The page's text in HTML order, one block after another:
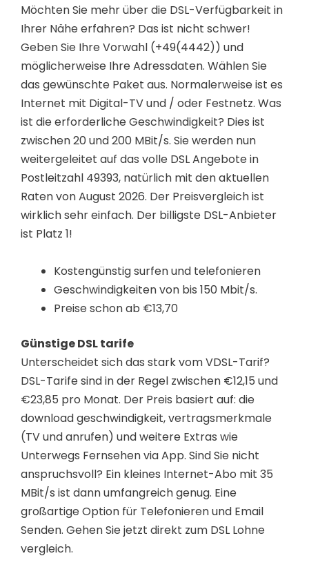
Möchten Sie mehr über die DSL-Verfügbarkeit in
Ihrer Nähe erfahren? Das ist nicht schwer!
Geben Sie Ihre Vorwahl (+49(4442)) und
möglicherweise Ihre Adressdaten. Wählen Sie
das gewünschte Paket aus. Normalerweise ist es
Internet mit Digital-TV und / oder Festnetz. Was
ist die erforderliche Geschwindigkeit? Dies ist
zwischen 20 und 200 MBit/s. Sie werden nun
weitergeleitet auf das volle DSL Angebote in
Postleitzahl 49393, natürlich mit den aktuellen
Raten von August 2026. Der Preisvergleich ist
wirklich sehr einfach. Der billigste DSL-Anbieter
ist Platz 1!
Kostengünstig surfen und telefonieren
Geschwindigkeiten von bis 150 Mbit/s.
Preise schon ab €13,70
Günstige DSL tarife
Unterscheidet sich das stark vom VDSL-Tarif?
DSL-Tarife sind in der Regel zwischen €12,15 und
€23,85 pro Monat. Der Preis basiert auf: die
download geschwindigkeit, vertragsmerkmale
(TV und anrufen) und weitere Extras wie
Unterwegs Fernsehen via App. Sind Sie nicht
anspruchsvoll? Ein kleines Internet-Abo mit 35
MBit/s ist dann umfangreich genug. Eine
großartige Option für Telefonieren und Email
Senden. Gehen Sie jetzt direkt zum DSL Lohne
vergleich.